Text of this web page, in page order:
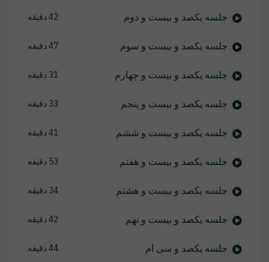
جلسه یکصد و بیست و دوم 42 دقیقه
جلسه یکصد و بیست و سوم 47 دقیقه
جلسه یکصد و بیست و چهارم 31 دقیقه
جلسه یکصد و بیست و پنجم 33 دقیقه
جلسه یکصد و بیست و ششم 41 دقیقه
جلسه یکصد و بیست و هفتم 53 دقیقه
جلسه یکصد و بیست و هشتم 34 دقیقه
جلسه یکصد و بیست و نهم 42 دقیقه
جلسه یکصد و سی ام 44 دقیقه